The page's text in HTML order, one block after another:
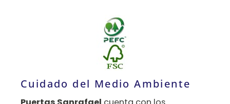
Cuidado del Medio Ambiente